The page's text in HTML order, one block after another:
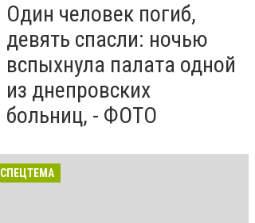
Один человек погиб,
девять спасли: ночью
вспыхнула палата одной
из днепровских
больниц, - ФОТО
СПЕЦТЕМА